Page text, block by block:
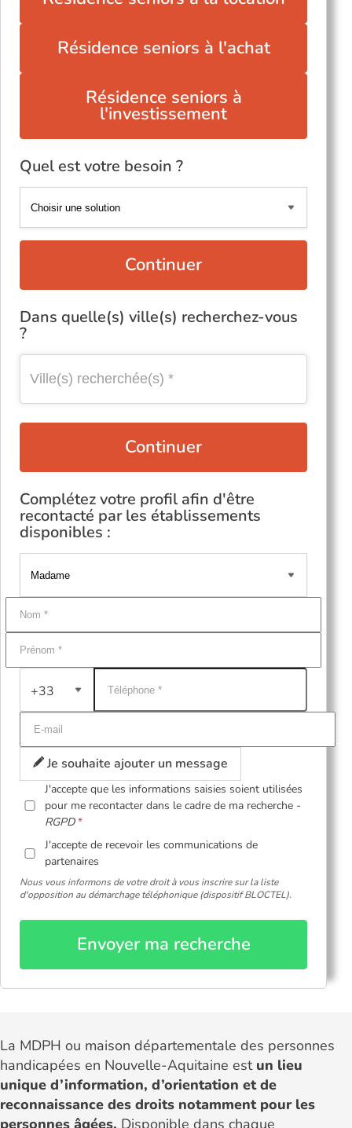
Résidence seniors à l'achat
Résidence seniors à
l'investissement
Quel est votre besoin ?
Continuer
Dans quelle(s) ville(s) recherchez-vous
?
Continuer
Complétez votre profil afin d'être
recontacté par les établissements
disponibles :
+33
Je souhaite ajouter un message
J'accepte que les informations saisies soient utilisées
pour me recontacter dans le cadre de ma recherche -
RGPD
J'accepte de recevoir les communications de
partenaires
Nous vous informons de votre droit à vous inscrire sur la liste
d'opposition au démarchage téléphonique (dispositif BLOCTEL).
Envoyer ma recherche
La MDPH ou maison départementale des personnes
handicapées en Nouvelle-Aquitaine est un lieu
unique d’information, d’orientation et de
reconnaissance des droits notamment pour les
personnes âgées. Disponible dans chaque